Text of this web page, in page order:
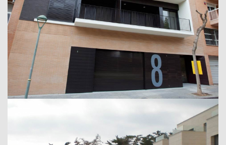
Edifici 8 habitatges
Tarragona, 2017
Rapejun S.L.